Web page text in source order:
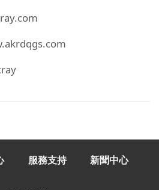
服務支持 新聞中心